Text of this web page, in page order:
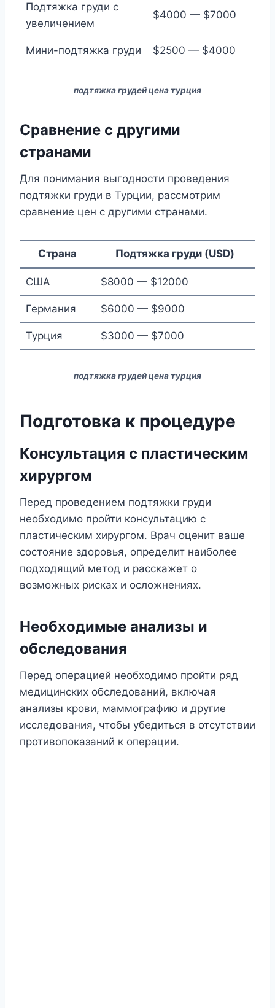
Подтяжка груди с
увеличением
$4000 — $7000
Мини-подтяжка груди $2500 — $4000
подтяжка грудей цена турция
Сравнение с другими
странами
Для понимания выгодности проведения
подтяжки груди в Турции, рассмотрим
сравнение цен с другими странами.
Страна Подтяжка груди (USD)
США $8000 — $12000
Германия $6000 — $9000
Турция $3000 — $7000
подтяжка грудей цена турция
Подготовка к процедуре
Консультация с пластическим
хирургом
Перед проведением подтяжки груди
необходимо пройти консультацию с
пластическим хирургом. Врач оценит ваше
состояние здоровья, определит наиболее
подходящий метод и расскажет о
возможных рисках и осложнениях.
Необходимые анализы и
обследования
Перед операцией необходимо пройти ряд
медицинских обследований, включая
анализы крови, маммографию и другие
исследования, чтобы убедиться в отсутствии
противопоказаний к операции.